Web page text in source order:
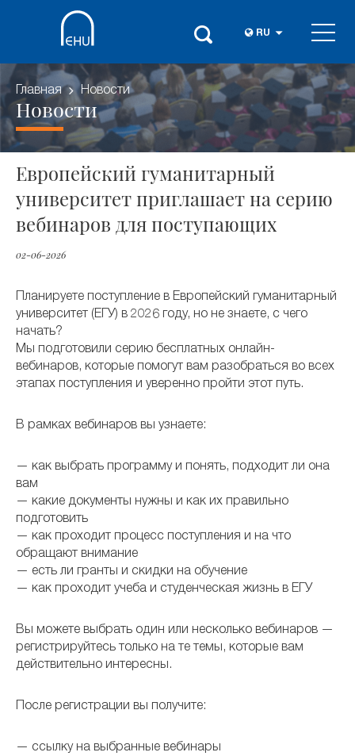
RU
Главная Новости
Новости
Европейский гуманитарный
университет приглашает на серию
вебинаров для поступающих
02-06-2026
Планируете поступление в Европейский гуманитарный
университет (ЕГУ) в 2026 году, но не знаете, с чего
начать?
Мы подготовили серию бесплатных онлайн-
вебинаров, которые помогут вам разобраться во всех
этапах поступления и уверенно пройти этот путь.
В рамках вебинаров вы узнаете:
— как выбрать программу и понять, подходит ли она
вам
— какие документы нужны и как их правильно
подготовить
— как проходит процесс поступления и на что
обращают внимание
— есть ли гранты и скидки на обучение
— как проходит учеба и студенческая жизнь в ЕГУ
Вы можете выбрать один или несколько вебинаров —
регистрируйтесь только на те темы, которые вам
действительно интересны.
После регистрации вы получите:
— ссылку на выбранные вебинары